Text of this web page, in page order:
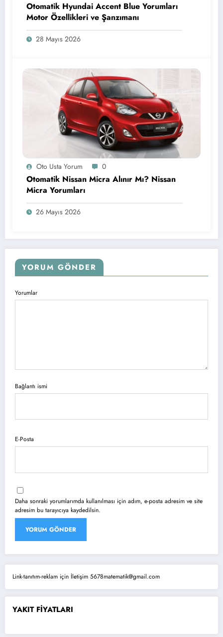
Otomatik Hyundai Accent Blue Yorumları
Motor Özellikleri ve Şanzımanı
28 Mayıs 2026
Oto Usta Yorum 0
Otomatik Nissan Micra Alınır Mı? Nissan
Micra Yorumları
26 Mayıs 2026
YORUM GÖNDER
Yorumlar
Bağlantı ismi
E-Posta
Daha sonraki yorumlarımda kullanılması için adım, e-posta adresim ve site
adresim bu tarayıcıya kaydedilsin.
Link-tanıtım-reklam için İletişim 5678matematik@gmail.com
YAKIT FİYATLARI